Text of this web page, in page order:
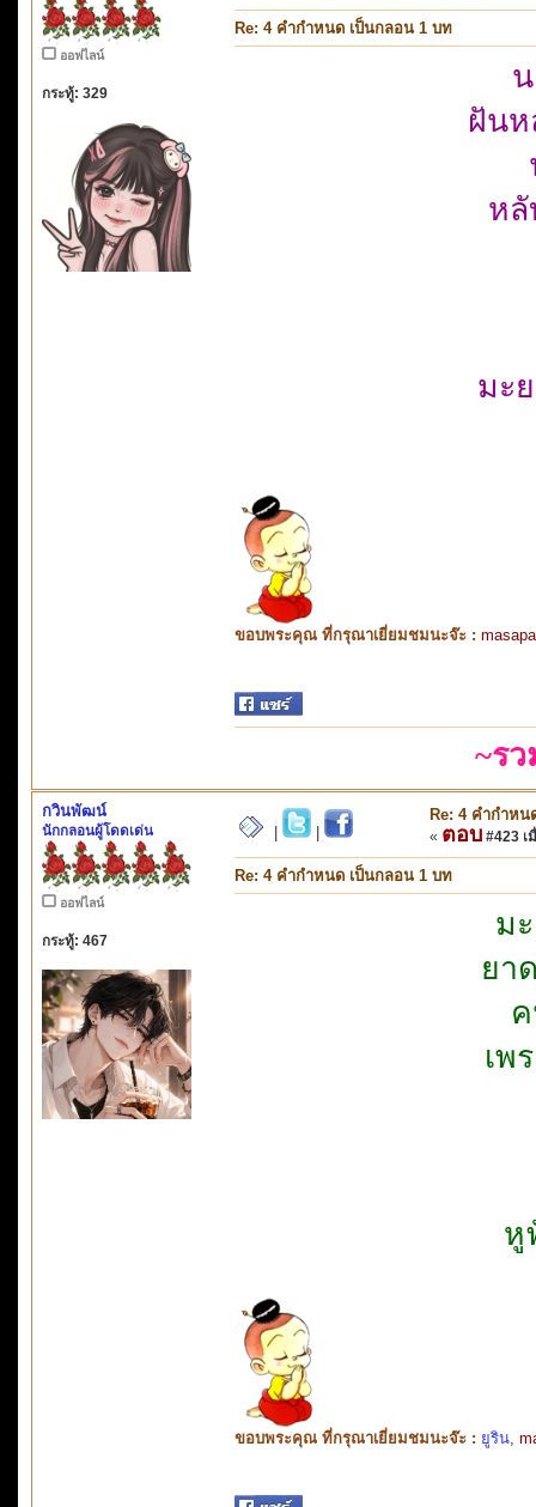
ออฟไลน์
กระทู้: 329
Re: 4 คำกำหนด เป็นกลอน 1 บท
ฝันห
หลั
มะ
ขอบพระคุณ ที่กรุณาเยี่ยมชมนะจ๊ะ :
~ร
กวินพัฒน์
นักกลอนผู้โดดเด่น
ออฟไลน์
กระทู้: 467
Re: 4 คำกำห
« ตอบ #423 เ
Re: 4 คำกำหนด เป็นกลอน 1 บท
ม
ยา
เพ
หู
ขอบพระคุณ ที่กรุณาเยี่ยมชมนะจ๊ะ : ยูริน